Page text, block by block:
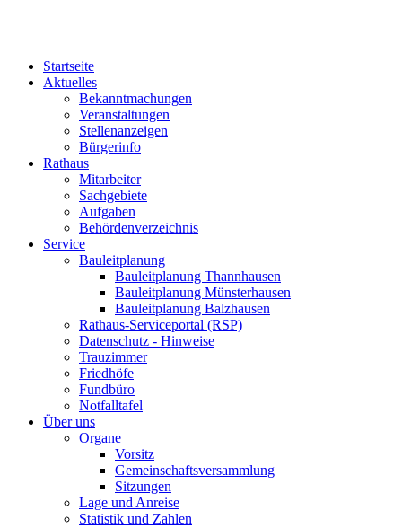
Startseite
Aktuelles
Bekanntmachungen
Veranstaltungen
Stellenanzeigen
Bürgerinfo
Rathaus
Mitarbeiter
Sachgebiete
Aufgaben
Behördenverzeichnis
Service
Bauleitplanung
Bauleitplanung Thannhausen
Bauleitplanung Münsterhausen
Bauleitplanung Balzhausen
Rathaus-Serviceportal (RSP)
Datenschutz - Hinweise
Trauzimmer
Friedhöfe
Fundbüro
Notfalltafel
Über uns
Organe
Vorsitz
Gemeinschaftsversammlung
Sitzungen
Lage und Anreise
Statistik und Zahlen